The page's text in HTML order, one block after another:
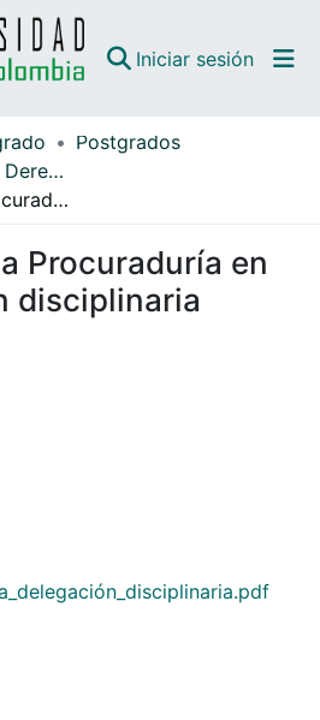
Iniciar sesión
Postgrados
Especialización en Derecho Administrativo
Acciones de la Procuraduría en su delegación disciplinaria
Procuraduría en
disciplinaria